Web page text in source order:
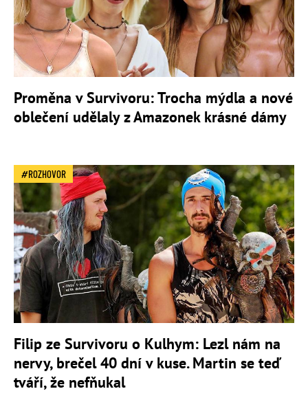
Proměna v Survivoru: Trocha mýdla a nové
oblečení udělaly z Amazonek krásné dámy
ROZHOVOR
Filip ze Survivoru o Kulhym: Lezl nám na
nervy, brečel 40 dní v kuse. Martin se teď
tváří, že nefňukal